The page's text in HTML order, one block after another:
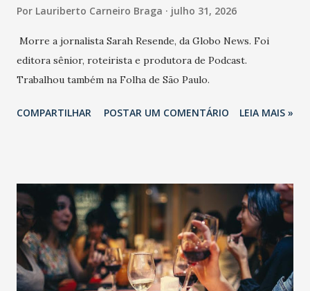
Por Lauriberto Carneiro Braga julho 31, 2026
Morre a jornalista Sarah Resende, da Globo News. Foi
editora sênior, roteirista e produtora de Podcast.
Trabalhou também na Folha de São Paulo.
COMPARTILHAR POSTAR UM COMENTÁRIO LEIA MAIS »